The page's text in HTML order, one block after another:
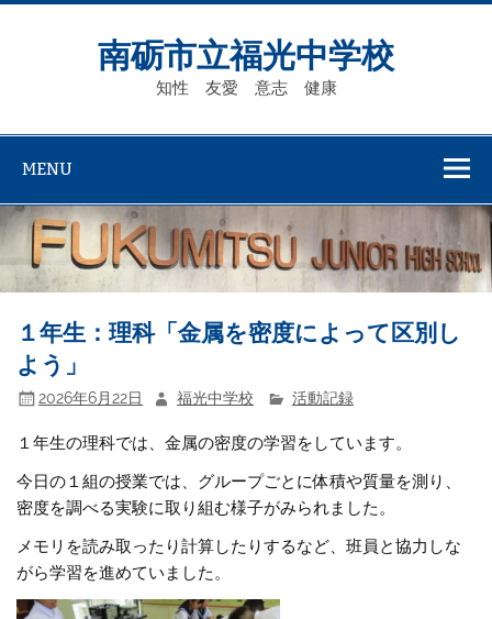
Skip
南砺市立福光中学校
知性 友愛 意志 健康
MENU
１年生：理科「金属を密度によって区別し
よう」
2026年6月22日 福光中学校 活動記録
１年生の理科では、金属の密度の学習をしています。
今日の１組の授業では、グループごとに体積や質量を測り、
密度を調べる実験に取り組む様子がみられました。
メモリを読み取ったり計算したりするなど、班員と協力しな
がら学習を進めていました。